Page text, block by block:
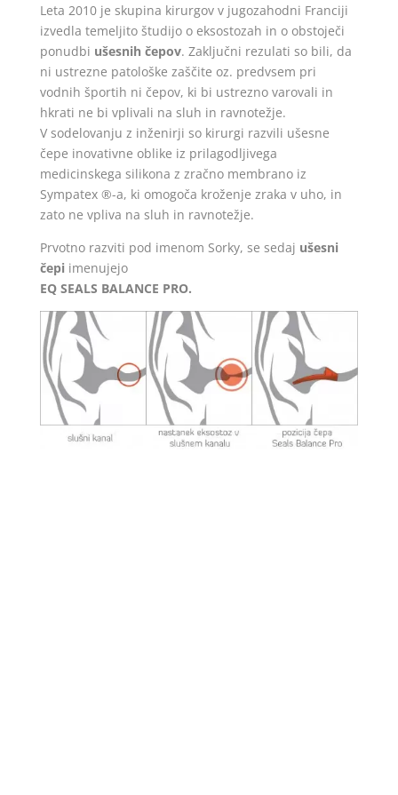
Leta 2010 je skupina kirurgov v jugozahodni Franciji
izvedla temeljito študijo o eksostozah in o obstoječi
ponudbi ušesnih čepov. Zaključni rezulati so bili, da
ni ustrezne patološke zaščite oz. predvsem pri
vodnih športih ni čepov, ki bi ustrezno varovali in
hkrati ne bi vplivali na sluh in ravnotežje.
V sodelovanju z inženirji so kirurgi razvili ušesne
čepe inovativne oblike iz prilagodljivega
medicinskega silikona z zračno membrano iz
Sympatex ®-a, ki omogoča kroženje zraka v uho, in
zato ne vpliva na sluh in ravnotežje.
Prvotno razviti pod imenom Sorky, se sedaj ušesni
čepi imenujejo
EQ SEALS BALANCE PRO.